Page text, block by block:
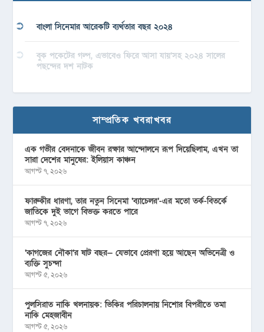
বাংলা সিনেমার আরেকটি ব্যর্থতার বছর ২০২৪
বুক পকেটের গল্প, এভাবেও ফিরে আসা যায়’সহ ২০২৪ সালের
পছন্দের দশ নাটক
সাম্প্রতিক খবরাখবর
এক গভীর বেদনাকে জীবন রক্ষার আন্দোলনে রূপ দিয়েছিলাম, এখন তা
সারা দেশের মানুষের: ইলিয়াস কাঞ্চন
আগস্ট ৭, ২০২৬
ফারুকীর ধারণা, তার নতুন সিনেমা ‘ব্যাচেলর’-এর মতো তর্ক-বিতর্কে
জাতিকে দুই ভাগে বিভক্ত করতে পারে
আগস্ট ৭, ২০২৬
‘কাগজের নৌকা’র ষাট বছর— যেভাবে প্রেরণা হয়ে আছেন অভিনেত্রী ও
ব্যক্তি সুচন্দা
আগস্ট ৫, ২০২৬
পুলসিরাত নাকি খলনায়ক: ভিকির পরিচালনায় নিশোর বিপরীতে তমা
নাকি মেহজাবীন
আগস্ট ৫, ২০২৬